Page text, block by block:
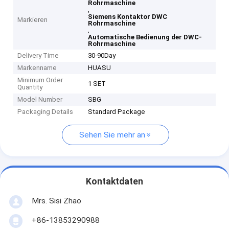
Markieren
Rohrmaschine
,
Siemens Kontaktor DWC
Rohrmaschine
,
Automatische Bedienung der DWC-
Rohrmaschine
Delivery Time
30-90Day
Markenname
HUASU
Minimum Order
Quantity
1 SET
Model Number
SBG
Packaging Details
Standard Package
Sehen Sie mehr an
Kontaktdaten
Mrs. Sisi Zhao
+86-13853290988